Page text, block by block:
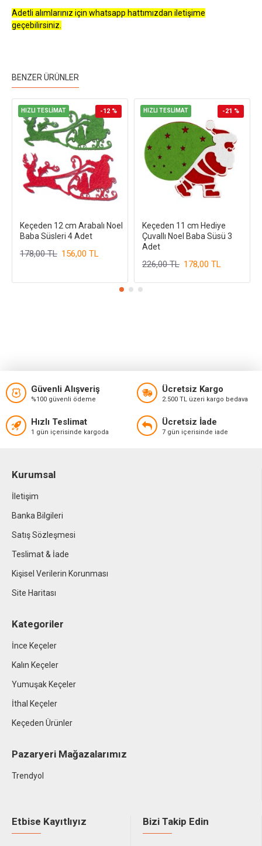
Adetli alımlarınız için whatsapp hattımızdan iletişime
geçebilirsiniz.
BENZER ÜRÜNLER
HIZLI TESLİMAT -12 %
Keçeden 12 cm Arabalı Noel
Baba Süsleri 4 Adet
156,00 TL
178,00 TL
HIZLI TESLİMAT -21 %
Keçeden 11 cm Hediye
Çuvallı Noel Baba Süsü 3
Adet
178,00 TL
226,00 TL
Güvenli Alışveriş
%100 güvenli ödeme
Ücretsiz Kargo
2.500 TL üzeri kargo bedava
Hızlı Teslimat
1 gün içerisinde kargoda
Ücretsiz İade
7 gün içerisinde iade
Kurumsal
İletişim
Banka Bilgileri
Satış Sözleşmesi
Teslimat & İade
Kişisel Verilerin Korunması
Site Haritası
Kategoriler
İnce Keçeler
Kalın Keçeler
Yumuşak Keçeler
İthal Keçeler
Keçeden Ürünler
Pazaryeri Mağazalarımız
Trendyol
Etbise Kayıtlıyız Bizi Takip Edin